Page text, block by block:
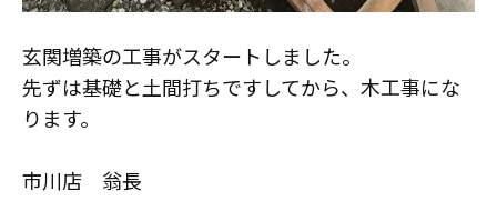
玄関増築の工事がスタートしました。
先ずは基礎と土間打ちですしてから、木工事にな
ります。
市川店 翁長